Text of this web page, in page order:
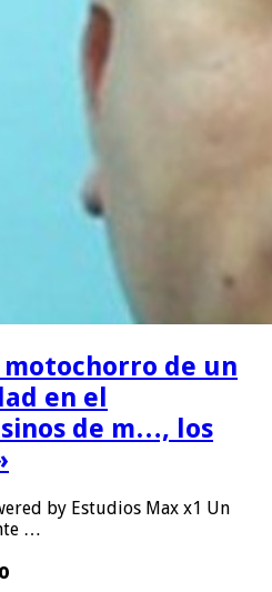
de un
en el
de m…, los
by Estudios Max x1 Un
…